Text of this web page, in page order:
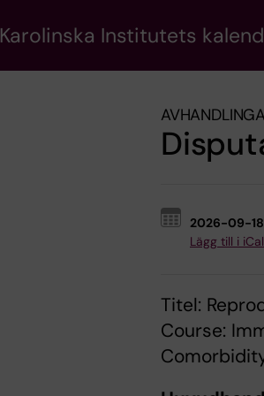
Karolinska Institutets
2026-09-18
Lägg till i iCal
Titel:
Course: